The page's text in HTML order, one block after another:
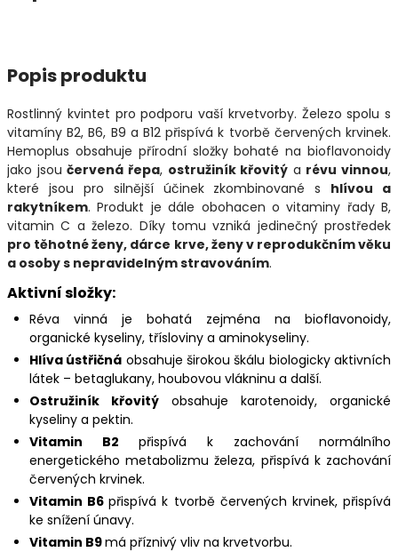
Popis produktu
Rostlinný kvintet pro podporu vaší krvetvorby. Železo spolu s
vitamíny B2, B6, B9 a B12 přispívá k tvorbě červených krvinek.
Hemoplus obsahuje přírodní složky bohaté na bioflavonoidy
jako jsoučervená řepa, ostružiník křovitý a révu vinnou,
které jsou pro silnější účinek zkombinované s hlívou a
rakytníkem. Produkt je dále obohacen o vitaminy řady B,
vitamin C a železo. Díky tomu vzniká jedinečný prostředek
pro těhotné ženy, dárce krve, ženy v reprodukčním věku
a osoby s nepravidelným stravováním.
Aktivní složky:
Réva vinná je bohatá zejména na bioflavonoidy,
organické kyseliny, třísloviny a aminokyseliny.
Hlíva ústřičná obsahuje širokou škálu biologicky aktivních
látek – betaglukany, houbovou vlákninu a další.
Ostružiník křovitý obsahuje karotenoidy, organické
kyseliny a pektin.
Vitamin B2 přispívá k zachování normálního
energetického metabolizmu železa, přispívá k zachování
červených krvinek.
Vitamin B6přispívá k tvorbě červených krvinek, přispívá
ke snížení únavy.
Vitamin B9má příznivý vliv na krvetvorbu.